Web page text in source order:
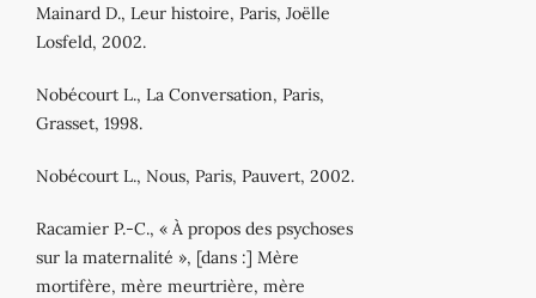
Mainard D., Leur histoire, Paris, Joëlle
Losfeld, 2002.
Nobécourt L., La Conversation, Paris,
Grasset, 1998.
Nobécourt L., Nous, Paris, Pauvert, 2002.
Racamier P.‐C., « À propos des psychoses
sur la maternalité », [dans :] Mère
mortifère, mère meurtrière, mère